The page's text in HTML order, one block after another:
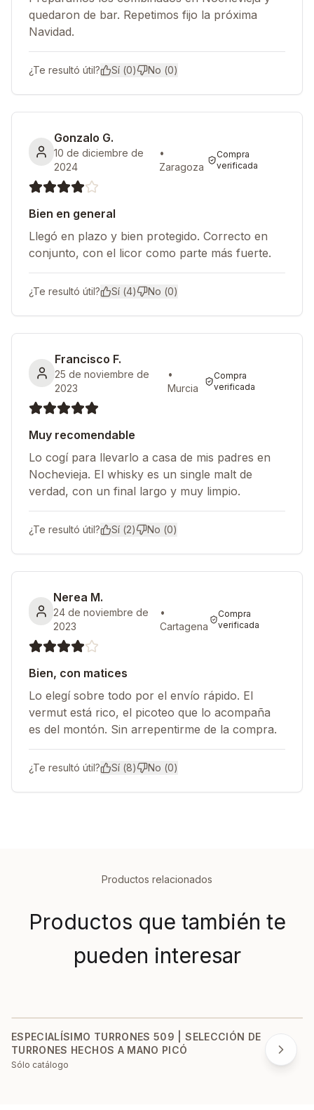
quedaron de bar. Repetimos fijo la próxima
Navidad.
¿Te resultó útil? Sí (0) No (0)
Gonzalo G.
10 de diciembre de
2024
•
Zaragoza
Compra
verificada
Bien en general
Llegó en plazo y bien protegido. Correcto en
conjunto, con el licor como parte más fuerte.
¿Te resultó útil? Sí (4) No (0)
Francisco F.
25 de noviembre de
2023
•
Murcia
Compra
verificada
Muy recomendable
Lo cogí para llevarlo a casa de mis padres en
Nochevieja. El whisky es un single malt de
verdad, con un final largo y muy limpio.
¿Te resultó útil? Sí (2) No (0)
Nerea M.
24 de noviembre de
2023
•
Cartagena
Compra
verificada
Bien, con matices
Lo elegí sobre todo por el envío rápido. El
vermut está rico, el picoteo que lo acompaña
es del montón. Sin arrepentirme de la compra.
¿Te resultó útil? Sí (8) No (0)
Productos relacionados
Productos que también te
pueden interesar
ESPECIALÍSIMO TURRONES 509 | SELECCIÓN DE
TURRONES HECHOS A MANO PICÓ
Sólo catálogo